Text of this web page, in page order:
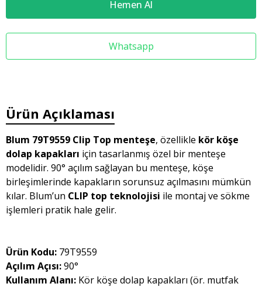
Hemen Al
Whatsapp
Ürün Açıklaması
Blum 79T9559 Clip Top menteşe, özellikle kör köşe
dolap kapakları için tasarlanmış özel bir menteşe
modelidir. 90° açılım sağlayan bu menteşe, köşe
birleşimlerinde kapakların sorunsuz açılmasını mümkün
kılar. Blum’un CLIP top teknolojisi ile montaj ve sökme
işlemleri pratik hale gelir.
Ürün Kodu: 79T9559
Açılım Açısı:90°
Kullanım Alanı: Kör köşe dolap kapakları (ör. mutfak